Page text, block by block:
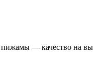
— качество на